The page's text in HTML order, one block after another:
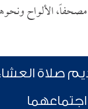
الألواح
صلاة